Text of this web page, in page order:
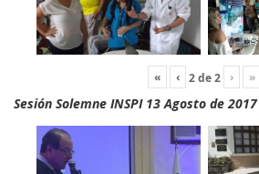
« ‹ 2de2 › »
Sesión Solemne INSPI 13 Agosto de 2017